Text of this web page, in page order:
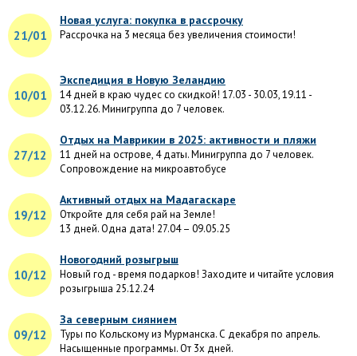
21/01
Новая услуга: покупка в рассрочку
Рассрочка на 3 месяца без увеличения стоимости!
10/01
Экспедиция в Новую Зеландию
14 дней в краю чудес со скидкой! 17.03 - 30.03, 19.11 -
03.12.26. Минигруппа до 7 человек.
27/12
Отдых на Маврикии в 2025: активности и пляжи
11 дней на острове, 4 даты. Минигруппа до 7 человек.
Сопровождение на микроавтобусе
19/12
Активный отдых на Мадагаскаре
Откройте для себя рай на Земле!
13 дней. Одна дата! 27.04 – 09.05.25
10/12
Новогодний розыгрыш
Новый год - время подарков! Заходите и читайте условия
розыгрыша 25.12.24
09/12
За северным сиянием
Туры по Кольскому из Мурманска. С декабря по апрель.
Насыщенные программы. От 3х дней.